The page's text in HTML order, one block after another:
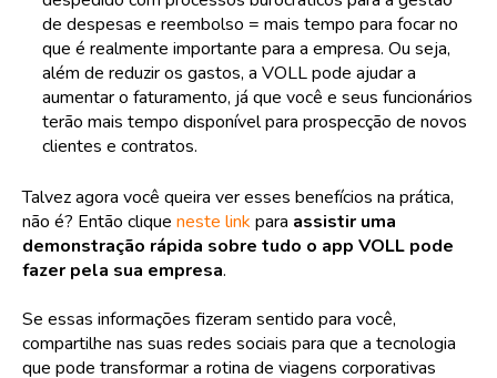
de despesas e reembolso = mais tempo para focar no
que é realmente importante para a empresa. Ou seja,
além de reduzir os gastos, a VOLL pode ajudar a
aumentar o faturamento, já que você e seus funcionários
terão mais tempo disponível para prospecção de novos
clientes e contratos.
Talvez agora você queira ver esses benefícios na prática,
não é? Então clique neste link para assistir uma
demonstração rápida sobre tudo o app VOLL pode
fazer pela sua empresa.
Se essas informações fizeram sentido para você,
compartilhe nas suas redes sociais para que a tecnologia
que pode transformar a rotina de viagens corporativas